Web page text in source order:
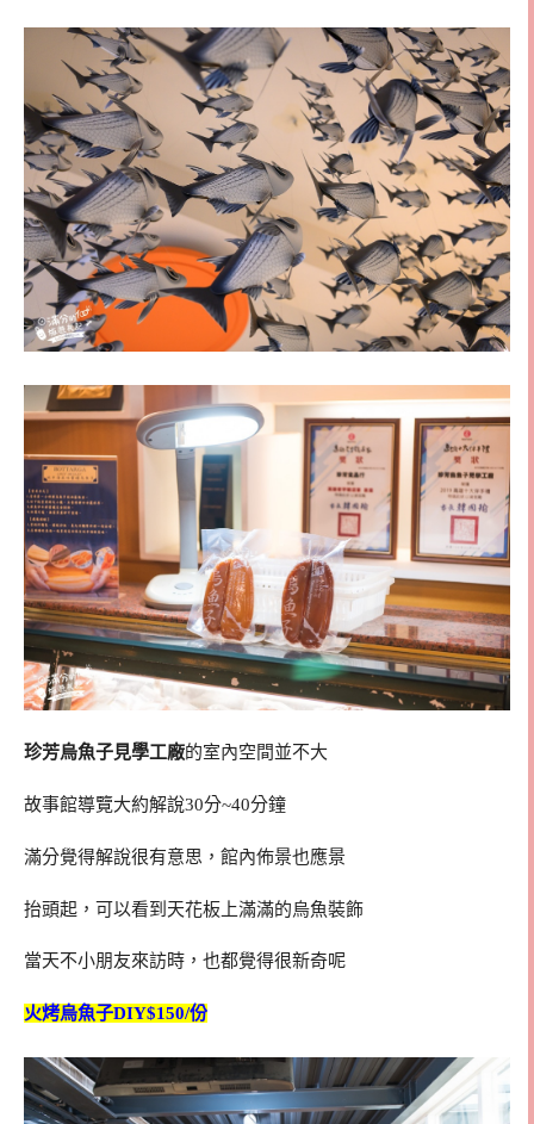
珍芳烏魚子見學工廠的室內空間並不大
故事館導覽大約解說30分~40分鐘
滿分覺得解說很有意思，館內佈景也應景
抬頭起，可以看到天花板上滿滿的烏魚裝飾
當天不小朋友來訪時，也都覺得很新奇呢
火烤烏魚子DIY$150/份